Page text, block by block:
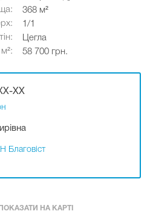
368 м²
1/1
Цегла
58 700 грн.
XX
Благовіст
ПОКАЗАТИ НА КАРТІ